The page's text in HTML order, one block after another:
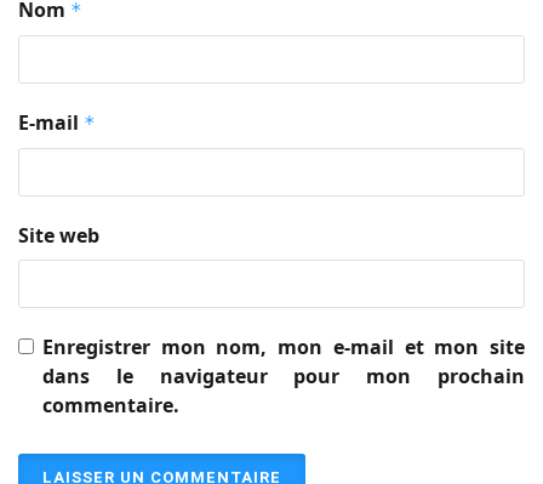
Nom *
E-mail *
Site web
Enregistrer mon nom, mon e-mail et mon site
dans le navigateur pour mon prochain
commentaire.